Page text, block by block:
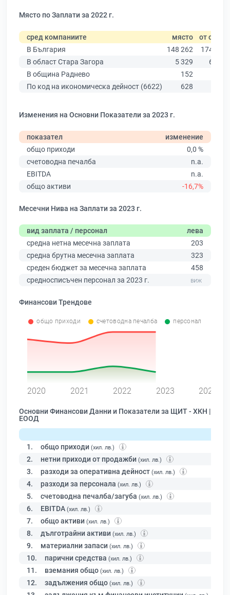
Място по Заплати за 2022 г.
сред компаниите място
от общо
В България
148 262
174 403
В област Стара Загора
5 329
6 394
В община Раднево
152
По код на икономическа дейност (6622)
628
Изменения на Основни Показатели за 2023 г.
показател
изменение
общо приходи
0,0 %
счетоводна печалба
n.a.
EBITDA
n.a.
общо активи
-16,7%
Месечни Нива на Заплати за 2023 г.
вид заплата / персонал
лева
средна нетна месечна заплата
203
средна брутна месечна заплата
323
среден бюджет за месечна заплата
458
средносписъчен персонал за 2023 г.
Финансови Трендове
общо приходи счетоводна печалба персонал
2020 2021 2022 2023 2024
Основни Финансови Данни и Показатели за ЩИТ - ХКН |
ЕООД
1. общо приходи (хил. лв.)
2. нетни приходи от продажби (хил. лв.)
3. разходи за оперативна дейност (хил. лв.)
4. разходи за персонала (хил. лв.)
5. счетоводна печалба/загуба (хил. лв.)
6. EBITDA (хил. лв.)
7. общо активи (хил. лв.)
8. дълготрайни активи (хил. лв.)
9. материални запаси (хил. лв.)
10. парични средства (хил. лв.)
11. вземания общо (хил. лв.)
12. задължения общо (хил. лв.)